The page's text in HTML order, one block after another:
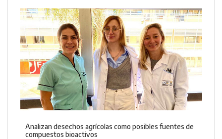
Analizan desechos agrícolas como posibles fuentes de
compuestos bioactivos